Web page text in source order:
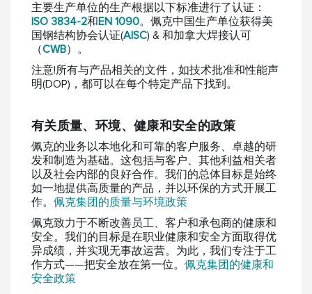
主要生产单位的生产根据以下标准进行了认证：
ISO 3834-2和EN 1090。佩克中国生产单位获得美
国钢结构协会认证(AISC) & 和加拿大焊接认可
（CWB）。
注意!所有与产品相关的文件，如技术批准和性能声
明(DOP)，都可以在每个特定产品下找到。
有关质量、环境、健康和安全的政策
佩克的业务以本地化和可靠的客户服务、卓越的研
发和制造为基础。这包括与客户、其他利益相关者
以及社会内部的良好合作。我们的总体目标是始终
如一地提供高质量的产品，并以环保的方式开展工
作。 佩克集团的质量与环境政策
佩克致力于不断改善员工、客户和承包商的健康和
安全。我们的目标是在职业健康和安全方面取得优
异成绩，并实现无事故运营。为此，我们专注于工
作方式——把安全放在第一位。 佩克集团的健康和
安全政策